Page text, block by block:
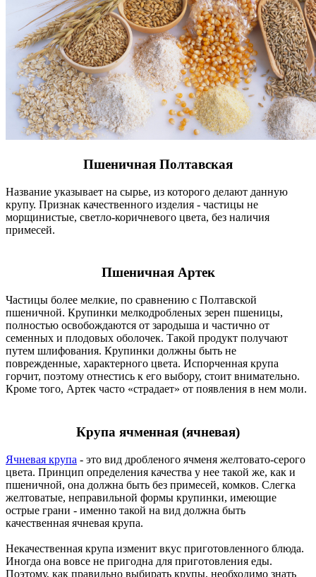
Пшеничная Полтавская
Название указывает на сырье, из которого делают данную
крупу. Признак качественного изделия - частицы не
морщинистые, светло-коричневого цвета, без наличия
примесей.
Пшеничная Артек
Частицы более мелкие, по сравнению с Полтавской
пшеничной. Крупинки мелкодробленых зерен пшеницы,
полностью освобождаются от зародыша и частично от
семенных и плодовых оболочек. Такой продукт получают
путем шлифования. Крупинки должны быть не
поврежденные, характерного цвета. Испорченная крупа
горчит, поэтому отнестись к его выбору, стоит внимательно.
Кроме того, Артек часто «страдает» от появления в нем моли.
Крупа ячменная (ячневая)
Ячневая крупа - это вид дробленого ячменя желтовато-серого
цвета. Принцип определения качества у нее такой же, как и
пшеничной, она должна быть без примесей, комков. Слегка
желтоватые, неправильной формы крупинки, имеющие
острые грани - именно такой на вид должна быть
качественная ячневая крупа.
Некачественная крупа изменит вкус приготовленного блюда.
Иногда она вовсе не пригодна для приготовления еды.
Поэтому, как правильно выбирать крупы, необходимо знать